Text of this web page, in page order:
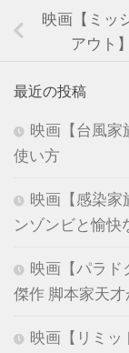
映画【ミッ
アウト
最近の投稿
映画【台風家
使い方
映画【感染
ンゾンビと愉快
映画【パラド
傑作 脚本家天才
映画【リミッ